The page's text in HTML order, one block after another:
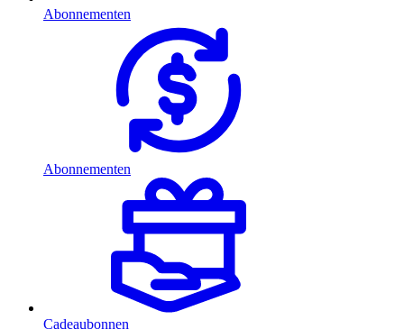
Abonnementen
Abonnementen
Cadeaubonnen